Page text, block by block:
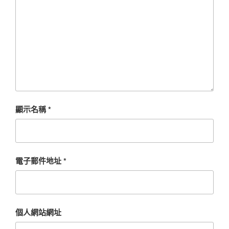
顯示名稱*
電子郵件地址*
個人網站網址